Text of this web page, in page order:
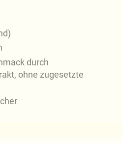
durch
ohne zugesetzte